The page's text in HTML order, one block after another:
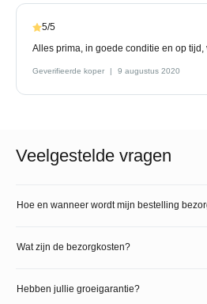
5/5
Alles prima, in goede conditie en op
Geverifieerde koper 9 augustus 2020
Veelgestelde vragen
Hoe en wanneer wordt mijn bestelling
Wat zijn de bezorgkosten?
Hebben jullie groeigarantie?